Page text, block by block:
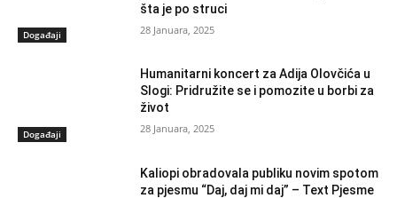
Događaji
šta je po struci
28 Januara, 2025
Događaji
Humanitarni koncert za Adija Olovčića u
Slogi: Pridružite se i pomozite u borbi za
život
28 Januara, 2025
Kaliopi obradovala publiku novim spotom
za pjesmu “Daj, daj mi daj” – Text Pjesme